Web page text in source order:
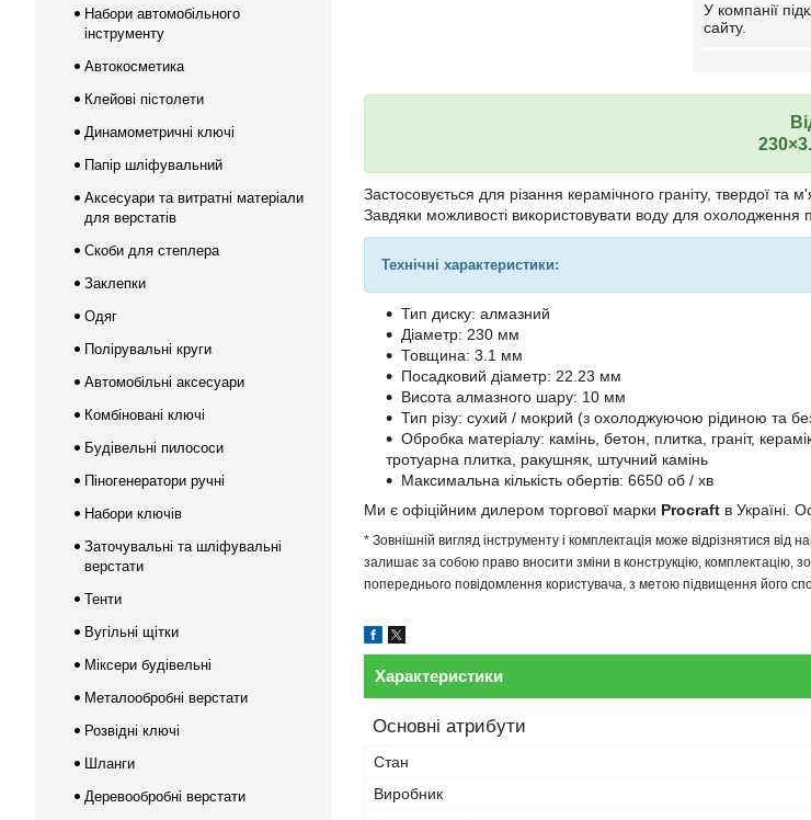
У компанії
сайту.
Застосовується для різання керамічного граніту, твердої та
Завдяки можливості використовувати воду для охолодження
Технічні характеристики:
Тип диску: алмазний
Діаметр: 230 мм
Товщина: 3.1 мм
Посадковий діаметр: 22.23 мм
Висота алмазного шару: 10 мм
Тип різу: сухий / мокрий (з охолоджуючою рідиною та
Обробка матеріалу: камінь, бетон, плитка, граніт,
тротуарна плитка, ракушняк, штучний камінь
Максимальна кількість обертів: 6650 об / хв
Ми є офіційним дилером торгової марки Procraft в Україні.
* Зовнішній вигляд інструменту і комплектація може відрізнятися
залишає за собою право вносити зміни в конструкцію, комплектацію,
попереднього повідомлення користувача, з метою підвищення його
Характеристики
Основні атрибути
Стан
Виробник
Набори автомобільного
інструменту
Автокосметика
Клейові пістолети
Динамометричні ключі
Папір шліфувальний
Аксесуари та витратні матеріали
для верстатів
Скоби для степлера
Заклепки
Одяг
Полірувальні круги
Автомобільні аксесуари
Комбіновані ключі
Будівельні пилососи
Піногенератори ручні
Набори ключів
Заточувальні та шліфувальні
верстати
Тенти
Вугільні щітки
Міксери будівельні
Металообробні верстати
Розвідні ключі
Шланги
Деревообробні верстати